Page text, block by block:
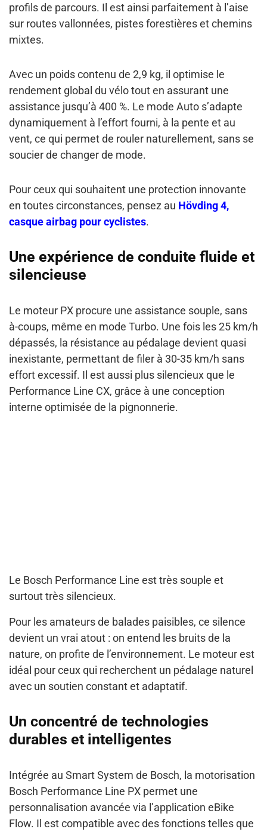
profils de parcours. Il est ainsi parfaitement à l’aise
sur routes vallonnées, pistes forestières et chemins
mixtes.
Avec un poids contenu de 2,9 kg, il optimise le
rendement global du vélo tout en assurant une
assistance jusqu’à 400 %. Le mode Auto s’adapte
dynamiquement à l’effort fourni, à la pente et au
vent, ce qui permet de rouler naturellement, sans se
soucier de changer de mode.
Pour ceux qui souhaitent une protection innovante
en toutes circonstances, pensez au Hövding 4,
casque airbag pour cyclistes.
Une expérience de conduite fluide et
silencieuse
Le moteur PX procure une assistance souple, sans
à-coups, même en mode Turbo. Une fois les 25 km/h
dépassés, la résistance au pédalage devient quasi
inexistante, permettant de filer à 30-35 km/h sans
effort excessif. Il est aussi plus silencieux que le
Performance Line CX, grâce à une conception
interne optimisée de la pignonnerie.
Le Bosch Performance Line est très souple et
surtout très silencieux.
Pour les amateurs de balades paisibles, ce silence
devient un vrai atout : on entend les bruits de la
nature, on profite de l’environnement. Le moteur est
idéal pour ceux qui recherchent un pédalage naturel
avec un soutien constant et adaptatif.
Un concentré de technologies
durables et intelligentes
Intégrée au Smart System de Bosch, la motorisation
Bosch Performance Line PX permet une
personnalisation avancée via l’application eBike
Flow. Il est compatible avec des fonctions telles que